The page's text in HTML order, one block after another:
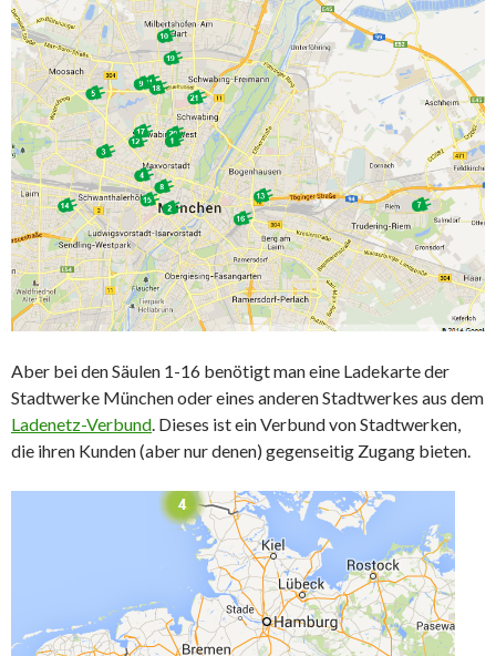
Aber bei den Säulen 1-16 benötigt man eine Ladekarte der
Stadtwerke München oder eines anderen Stadtwerkes aus dem
Ladenetz-Verbund . Dieses ist ein Verbund von Stadtwerken,
die ihren Kunden (aber nur denen) gegenseitig Zugang bieten.